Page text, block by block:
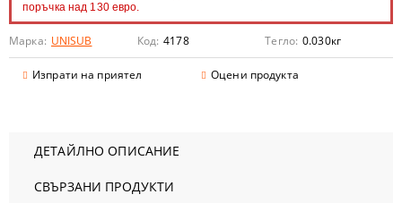
поръчка над 130 евро.
Марка: UNISUB Код: 4178 Тегло: 0.030кг
Изпрати на приятел Оцени продукта
ДЕТАЙЛНО ОПИСАНИЕ
СВЪРЗАНИ ПРОДУКТИ